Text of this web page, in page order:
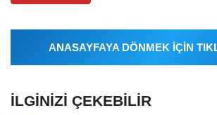
ANASAYFAYA DÖNMEK İÇİN
İLGINIZI ÇEKEBILIR